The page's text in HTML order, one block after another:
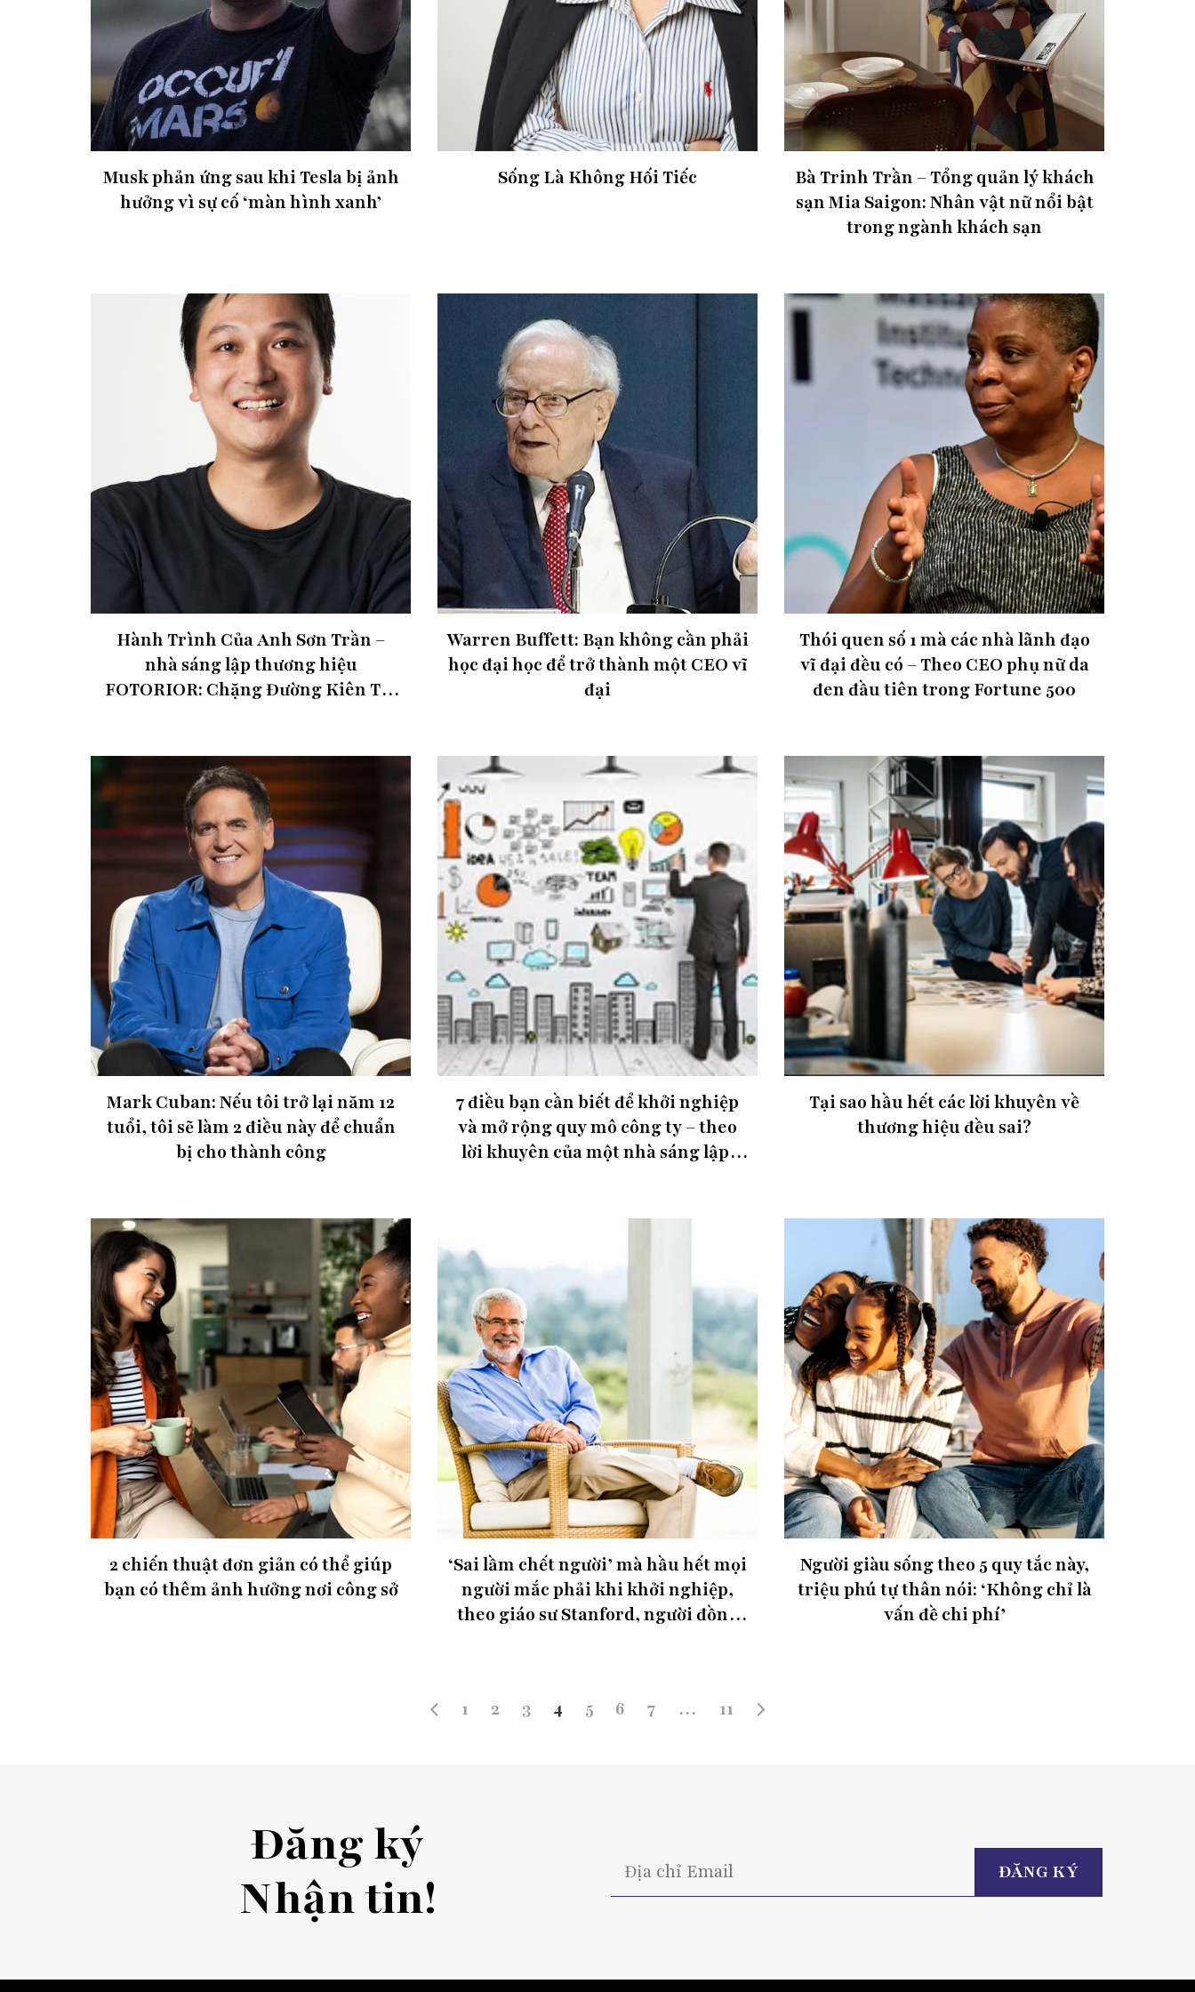
Musk phản ứng sau khi Tesla bị ảnh
hưởng vì sự cố ‘màn hình xanh’
Sống Là Không Hối Tiếc
Bà Trinh Trần – Tổng quản lý khách
sạn Mia Saigon: Nhân vật nữ nổi bật
trong ngành khách sạn
Hành Trình Của Anh Sơn Trần –
nhà sáng lập thương hiệu
FOTORIOR: Chặng Đường Kiên Trì
Warren Buffett: Bạn không cần phải
học đại học để trở thành một CEO vĩ
đại
Thói quen số 1 mà các nhà lãnh đạo
vĩ đại đều có – Theo CEO phụ nữ da
đen đầu tiên trong Fortune 500
Mark Cuban: Nếu tôi trở lại năm 12
tuổi, tôi sẽ làm 2 điều này để chuẩn
bị cho thành công
7 điều bạn cần biết để khởi nghiệp
và mở rộng quy mô công ty – theo
lời khuyên của một nhà sáng lập,
Tại sao hầu hết các lời khuyên về
thương hiệu đều sai?
2 chiến thuật đơn giản có thể giúp
bạn có thêm ảnh hưởng nơi công sở
‘Sai lầm chết người’ mà hầu hết mọi
người mắc phải khi khởi nghiệp,
theo giáo sư Stanford, người đồng
Người giàu sống theo 5 quy tắc này,
triệu phú tự thân nói: ‘Không chỉ là
vấn đề chi phí’
1 2 3 4 5 6 7 … 11
Đăng ký
Nhận tin!